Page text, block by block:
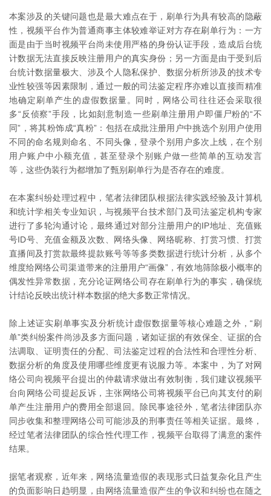
本案涉及的关键问题也是最大难点在于，刷单行为具有较高的隐蔽
性，视频平台作为普通商事主体较难举证对方存在刷单行为：一方
面是由于当时视频平台尚未使用严格的身份认证手段，造成后台统
计数据无法直接反映注册用户的真实身份；另一方面是由于受到后
台统计数据量极大、涉及个人隐私保护、数据分析所涉及的技术专
业性较强等因素限制，通过一般的司法鉴定程序亦难以直接而精准
地确定刷单产生的虚假数据量。同时，网络公司往往还会采取很
多“反侦察”手段，比如刻意制造一些刷单注册用户即僵尸粉的“不
同”，将其粉饰成“真粉”：包括在成批注册用户中挑选个别用户使用
不同的命名规则命名、不同头像，登录个别用户多次上线，在个别
用户账户中小额充值，甚至登录个别账户做一些简单的互动发言
等，这些伪装行为都增加了甄别刷单行为是否存在的难度。
在本案纠纷处理过程中，笔者法律团队根据法律实践经验及计算机
和统计学相关专业知识，与视频平台技术部门及司法鉴定机构专家
进行了多轮沟通讨论，最终通过对部分注册用户的IP地址、充值账
号ID号、充值金额及次数、网络头像、网络昵称、打赏习惯、打赏
直播间及打赏款最终提款账号等等多类数据进行统计分析，从多个
维度给网络公司渠道带来的注册用户“画像”，有效地筛除极小概率的
偶发性异常数据，充分论证网络公司存在刷单行为的事实，确保统
计结论反映出统计样本数据的绝大多数正常情况。
除上述证实刷单事实及分析统计虚假数据量等核心难题之外，“刷
单”类纠纷案件尚涉及多方面问题，诸如证据的有效保全、证据的合
法调取、证明责任的分配、司法鉴定过程的合法性和合理性分析、
数据分析的角度及使用哪些维度更有说服力等。本案中，为了对网
络公司向视频平台提出的仲裁请求做出有效制衡，我们建议视频平
台向网络公司提起反诉，主张网络公司将视频平台已向其支付的刷
单产生注册用户的费用全部退回。除民事途径外，笔者法律团队亦
同步收集和整理网络公司可能涉及的刑事责任等相关证据。最终，
经过笔者法律团队的综合性代理工作，视频平台取得了满意的案件
结果。
据笔者观察，近年来，网络流量造假的表现形式日益复杂化且产生
的负面影响日趋明显，由网络流量造假产生的争议和纠纷也在随之